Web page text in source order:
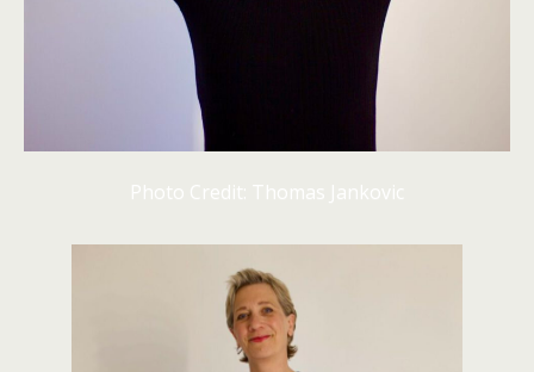
Photo Credit: Thomas Jankovic